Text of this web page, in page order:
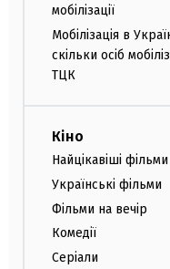
мобілізації
Мобілізація в
скільки осіб
ТЦК
Кіно
Найцікавіші фільми
Українські фільми
Фільми на вечір
Комедії
Серіали